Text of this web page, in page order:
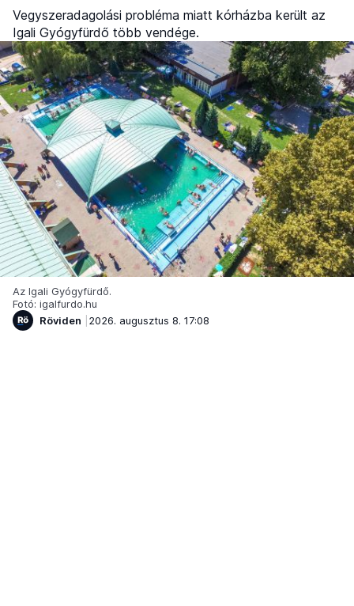
Vegyszeradagolási probléma miatt kórházba került az
Igali Gyógyfürdő több vendége.
Az Igali Gyógyfürdő.
Fotó: igalfurdo.hu
Röviden
2026. augusztus 8. 17:08